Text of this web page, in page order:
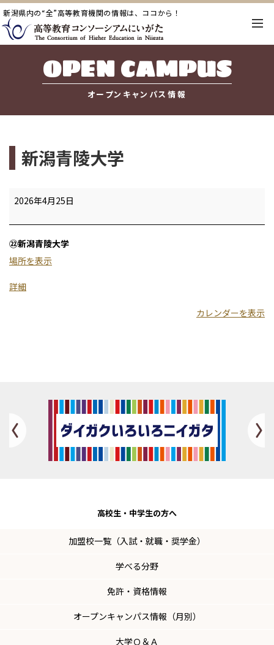
新潟県内の“全”高等教育機関の情報は、ココから！
OPEN CAMPUS
オープンキャンパス情報
新潟青陵大学
新
陵
大
学
2026年4月25日
㉒新潟青陵大学
場所を表示
詳細
カレンダーを表示
Previous
高校生・ 中学生の方へ
加盟校一覧（入試・就職・奨学金）
学べる分野
免許・資格情報
オープンキャンパス情報（月別）
大学Ｑ＆Ａ